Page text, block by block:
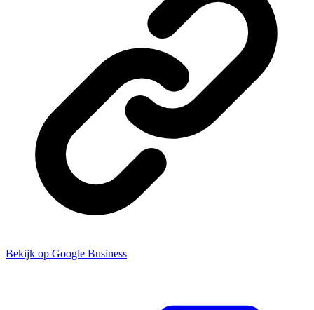
Bekijk op Google Business